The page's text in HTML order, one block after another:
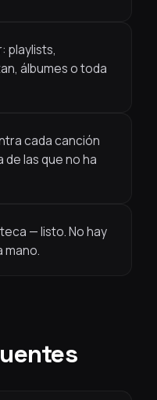
playlists,
álbumes o toda
cada canción
las que no ha
— listo. No hay
mano.